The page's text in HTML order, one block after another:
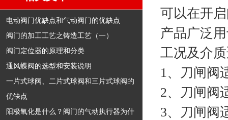
电动阀门优缺点和气动阀门的优缺点
阀门的加工工艺之铸造工艺（一）
阀门定位器的原理和分类
通风蝶阀的选型和安装说明
一片式球阀、二片式球阀和三片式球阀的
优缺点
阳极氧化是什么？阀门的气动执行器为什
可以在开
产品广泛
工况及介
1、刀闸阀
2、刀闸阀
3、刀闸阀